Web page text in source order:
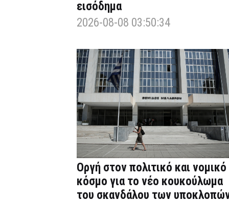
εισόδημα
2026-08-08 03:50:34
Οργή στον πολιτικό και νομικό
κόσμο για το νέο κουκούλωμα
του σκανδάλου των